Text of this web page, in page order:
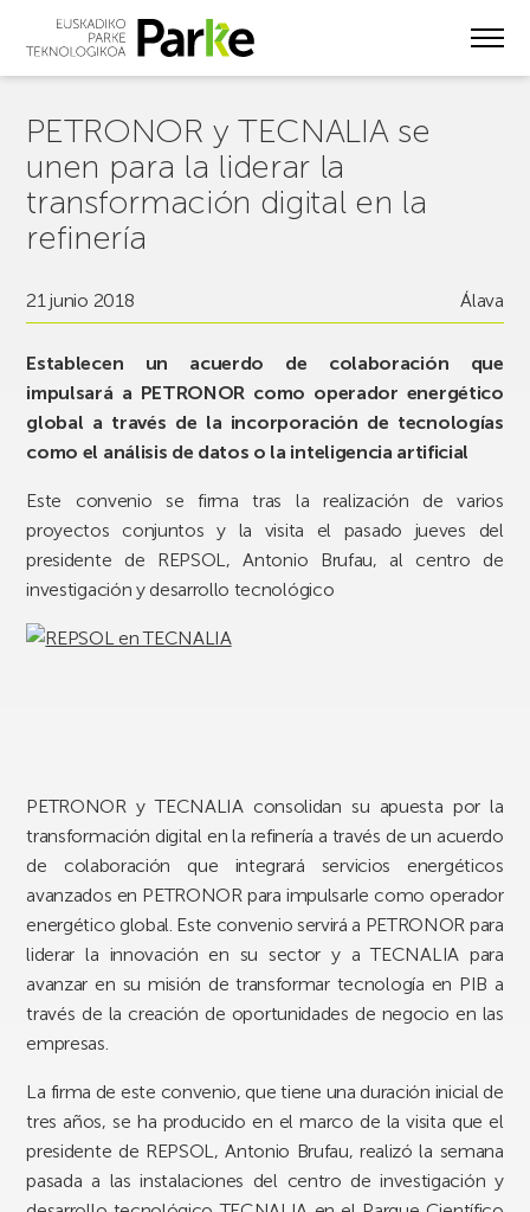
PETRONOR y TECNALIA se
unen para la liderar la
transformación digital en la
refinería
21 junio 2018 Álava
Establecen un acuerdo de colaboración que
impulsará a PETRONOR como operador energético
global a través de la incorporación de tecnologías
como el análisis de datos o la inteligencia artificial
Este convenio se firma tras la realización de varios
proyectos conjuntos y la visita el pasado jueves del
presidente de REPSOL, Antonio Brufau, al centro de
investigación y desarrollo tecnológico
PETRONOR y TECNALIA consolidan su apuesta por la
transformación digital en la refinería a través de un acuerdo
de colaboración que integrará servicios energéticos
avanzados en PETRONOR para impulsarle como operador
energético global. Este convenio servirá a PETRONOR para
liderar la innovación en su sector y a TECNALIA para
avanzar en su misión de transformar tecnología en PIB a
través de la creación de oportunidades de negocio en las
empresas.
La firma de este convenio, que tiene una duración inicial de
tres años, se ha producido en el marco de la visita que el
presidente de REPSOL, Antonio Brufau, realizó la semana
pasada a las instalaciones del centro de investigación y